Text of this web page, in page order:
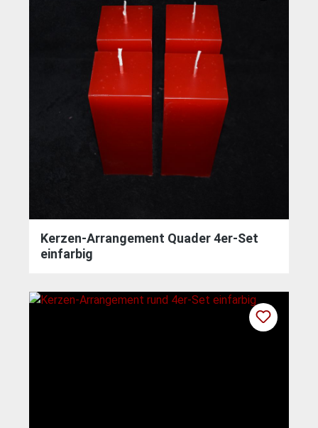
Kerzen-Arrangement Quader 4er-Set
einfarbig